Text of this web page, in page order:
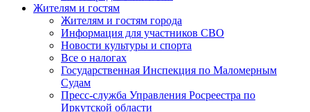
Жителям и гостям
Жителям и гостям города
Информация для участников СВО
Новости культуры и спорта
Все о налогах
Государственная Инспекция по Маломерным
Судам
Пресс-служба Управления Росреестра по
Иркутской области